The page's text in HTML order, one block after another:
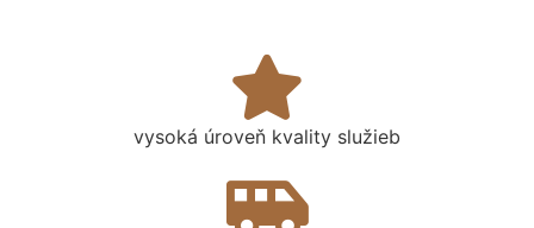
vysoká úroveň kvality služieb